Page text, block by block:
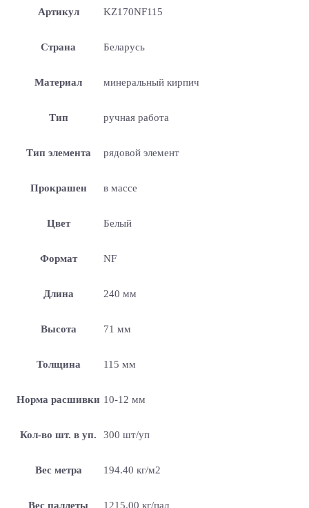
Артикул KZ170NF115
Страна Беларусь
Материал минеральный кирпич
Тип ручная работа
Тип элемента рядовой элемент
Прокрашен в массе
Цвет Белый
Формат NF
Длина 240 мм
Высота 71 мм
Толщина 115 мм
Норма расшивки 10-12 мм
Кол-во шт. в уп. 300 шт/уп
Вес метра 194.40 кг/м2
Вес паллеты 1215.00 кг/пал